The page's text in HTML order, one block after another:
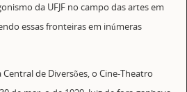
da UFJF no campo das artes em
essas fronteiras em inúmeras
de Diversões, o Cine-Theatro